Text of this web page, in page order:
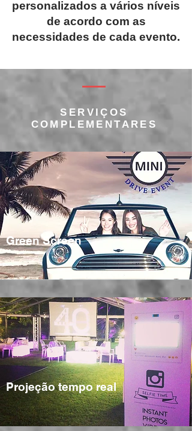
personalizados a vários níveis
de acordo com as
necessidades de cada evento.
SERVIÇOS
COMPLEMENTARES
Green Screen
Projeção tempo real